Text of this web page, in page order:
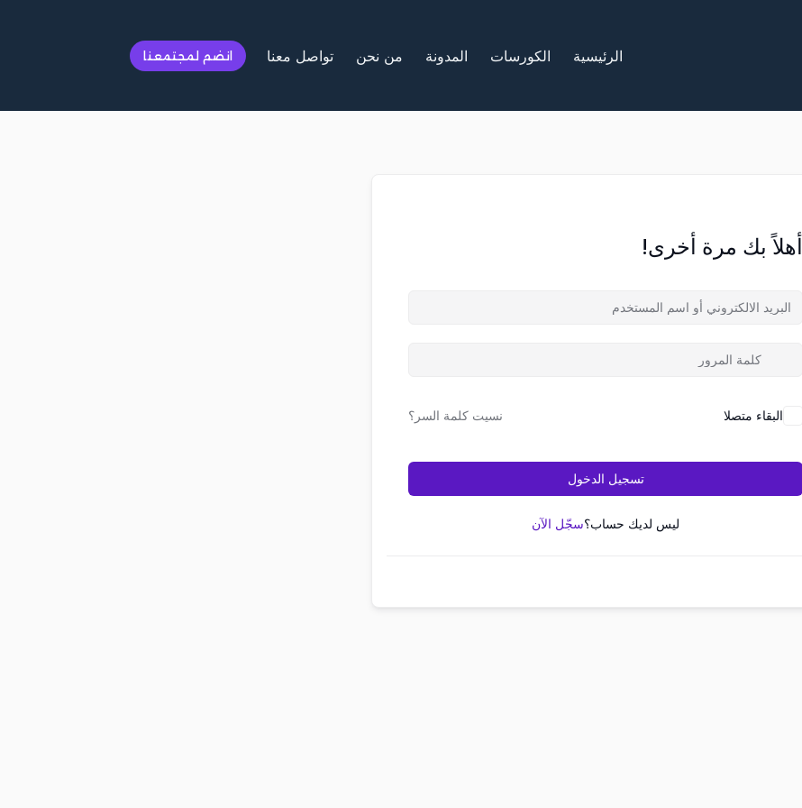
الرئيسية الكورسات المدونة من نحن تواصل معنا انضم لمجتمعنا
أهلاً بك مرة أخرى!
البقاء متصلا نسيت كلمة السر؟
تسجيل الدخول
ليس لديك حساب؟سجّل الآن